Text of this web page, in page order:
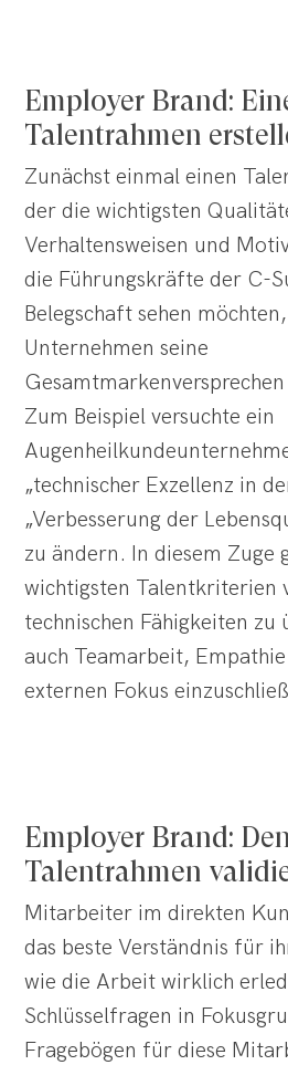
Employer Brand:
Talentrahmen
Zunächst einmal einen
der die wichtigsten
Verhaltensweisen und
die Führungskräfte der C-
Belegschaft sehen
Unternehmen seine
Zum Beispiel versuchte ein
„technischer Exzellenz in
„Verbesserung der
zu ändern. In diesem Zuge
wichtigsten Talentkriterien
technischen Fähigkeiten
auch Teamarbeit,
externen Fokus
Employer Brand: Den
Talentrahmen
Mitarbeiter im direkten
das beste Verständnis für
wie die Arbeit wirklich
Schlüsselfragen in
Fragebögen für diese